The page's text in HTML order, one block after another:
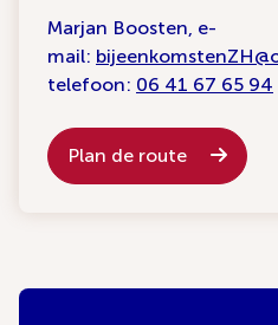
Marjan Boosten, e-
mail:
telefoon: 06 41 67 65 94
Plan de route